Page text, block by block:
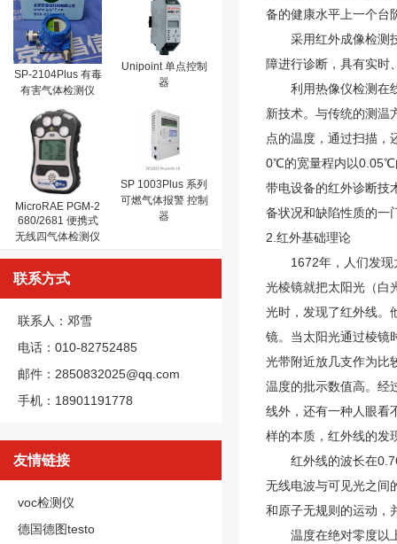
SP-2104Plus 有毒
有害气体检测仪
Unipoint 单点控制
器
MicroRAE PGM-2
680/2681 便携式
无线四气体检测仪
SP 1003Plus 系列
可燃气体报警 控制
器
联系方式
联系人：邓雪
电话：010-82752485
邮件：2850832025@qq.com
手机：18901191778
友情链接
voc检测仪
德国德图testo
备的健康水平上一个台
采用红外成像检测技
障进行诊断，具有实时
利用热像仪检测在线
新技术。与传统的测温
点的温度，通过扫描，
0℃的宽量程内以0.05℃
带电设备的红外诊断技
备状况和缺陷性质的一
2.红外基础理论
1672年，人们发现太
光棱镜就把太阳光（白
光时，发现了红外线。
镜。当太阳光通过棱镜
光带附近放几支作为比
温度的批示数值高。经
线外，还有一种人眼看
样的本质，红外线的发
红外线的波长在0.76
无线电波与可见光之间
和原子无规则的运动，
温度在绝对零度以上